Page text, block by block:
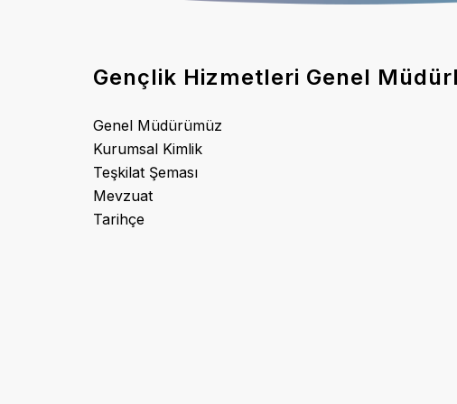
Gençlik Hizmetleri Genel
Genel Müdürümüz
Kurumsal Kimlik
Teşkilat Şeması
Mevzuat
Tarihçe